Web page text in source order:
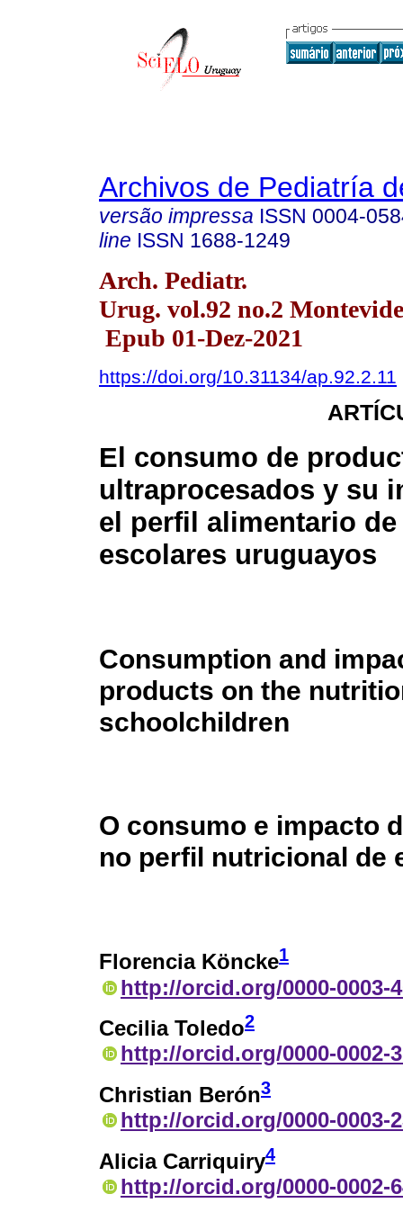
Archivos de Pediatría
versão impressa ISSN 0004-
line ISSN 1688-1249
Arch. Pediatr.
Urug. vol.92 no.2
Epub 01-Dez-2021
https://doi.org/10.31134/ap.92.2.11
El consumo de
ultraprocesados y su
el perfil alimentario
escolares uruguayos
Consumption and
products on the
schoolchildren
O consumo e impacto
no perfil nutricional de
Florencia Köncke1
http://orcid.org/0000-0003-
Cecilia Toledo2
http://orcid.org/0000-0002-
Christian Berón3
http://orcid.org/0000-0003-
Alicia Carriquiry4
http://orcid.org/0000-0002-